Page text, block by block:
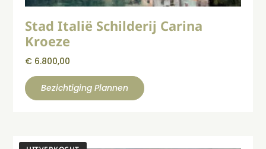
Stad Italië Schilderij Carina
Kroeze
€ 6.800,00
Bezichtiging Plannen